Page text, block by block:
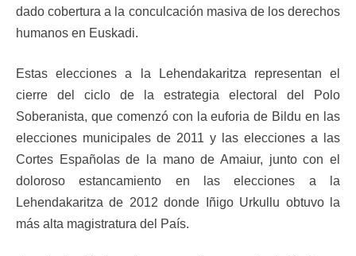
dado cobertura a la conculcación masiva de los derechos
humanos en Euskadi.
Estas elecciones a la Lehendakaritza representan el
cierre del ciclo de la estrategia electoral del Polo
Soberanista, que comenzó con la euforia de Bildu en las
elecciones municipales de 2011 y las elecciones a las
Cortes Españolas de la mano de Amaiur, junto con el
doloroso estancamiento en las elecciones a la
Lehendakaritza de 2012 donde Iñigo Urkullu obtuvo la
más alta magistratura del País.